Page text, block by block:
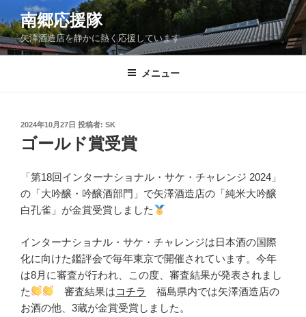
ン
テ
ン
南郷応援隊
矢澤酒造店を静かに熱く応援しています
メニュー
投
日:
2024年10月27日 投稿者: SK
ゴールド賞受賞
「第18回インターナショナル・サケ・チャレンジ 2024」
の「大吟醸・吟醸酒部門」で矢澤酒造店の「純米大吟醸
白孔雀」が金賞受賞しました
インターナショナル・サケ・チャレンジは日本酒の国際
化に向けた鑑評会で毎年東京で開催されています。今年
は8月に審査が行われ、この度、審査結果が発表されまし
た
審査結果はコチラ
福島県内では矢澤酒造店の
お酒の他、3蔵が金賞受賞しました。